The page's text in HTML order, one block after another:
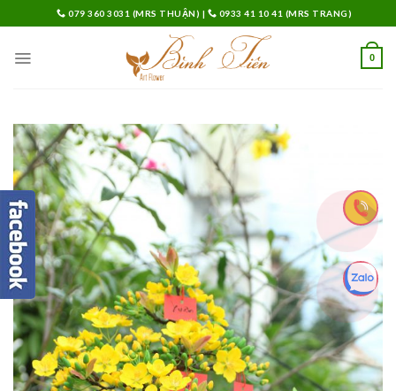
to
content
079 360 3031 (MRS THUẬN) | 0933 41 10 41 (MRS TRANG)
0